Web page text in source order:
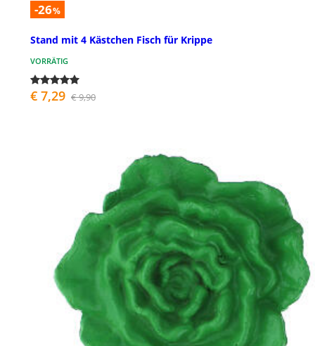
-26%
Stand mit 4 Kästchen Fisch für Krippe
VORRÄTIG
€ 7,29 € 9,90